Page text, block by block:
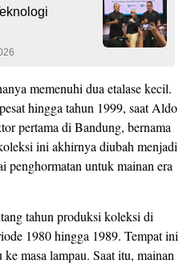
memenuhi dua etalase kecil.
hingga tahun 1999, saat Aldo
pertama di Bandung, bernama
ini akhirnya diubah menjadi
penghormatan untuk mainan era
tahun produksi koleksi di
1980 hingga 1989. Tempat ini
masa lampau. Saat itu, mainan